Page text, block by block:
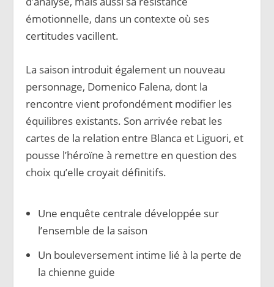
émotionnelle, dans un contexte où ses
certitudes vacillent.
La saison introduit également un nouveau
personnage, Domenico Falena, dont la
rencontre vient profondément modifier les
équilibres existants. Son arrivée rebat les
cartes de la relation entre Blanca et Liguori, et
pousse l’héroïne à remettre en question des
choix qu’elle croyait définitifs.
Une enquête centrale développée sur
l’ensemble de la saison
Un bouleversement intime lié à la perte de
la chienne guide